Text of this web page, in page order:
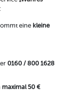
eine kleine
0160 / 800 1628
maximal 50 €